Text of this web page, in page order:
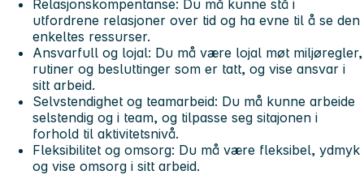
Relasjonskompentanse: Du må kunne stå i
utfordrene relasjoner over tid og ha evne til å se den
enkeltes ressurser.
Ansvarfull og lojal: Du må være lojal møt miljøregler,
rutiner og besluttinger som er tatt, og vise ansvar i
sitt arbeid.
Selvstendighet og teamarbeid: Du må kunne arbeide
selstendig og i team, og tilpasse seg sitajonen i
forhold til aktivitetsnivå.
Fleksibilitet og omsorg: Du må være fleksibel, ydmyk
og vise omsorg i sitt arbeid.